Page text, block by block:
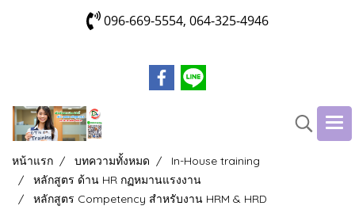
096-669-5554, 064-325-4946
หน้าแรก บทความทั้งหมด
In-House training
หลักสูตร ด้าน HR กฏหมานแรงงาน
หลักสูตร Competency สำหรับงาน HRM & HRD